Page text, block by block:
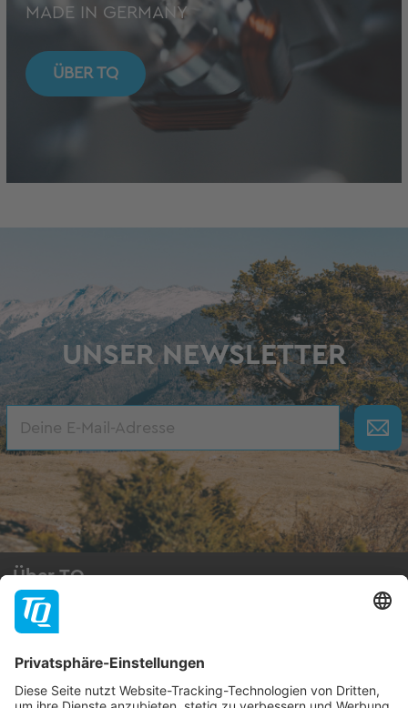
MADE IN GERMANY
ÜBER TQ
UNSER NEWSLETTER
Über TQ
TQ-Group
Hilfe & Support